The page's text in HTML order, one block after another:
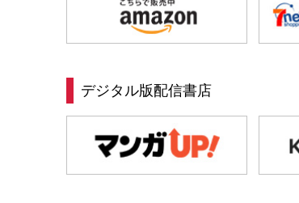
デジタル版配信書店